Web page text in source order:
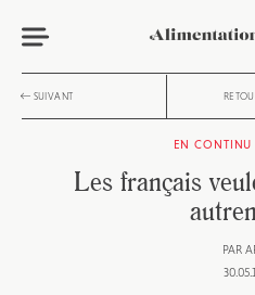
SUIVANT
EN CONTINU
Les français
PAR